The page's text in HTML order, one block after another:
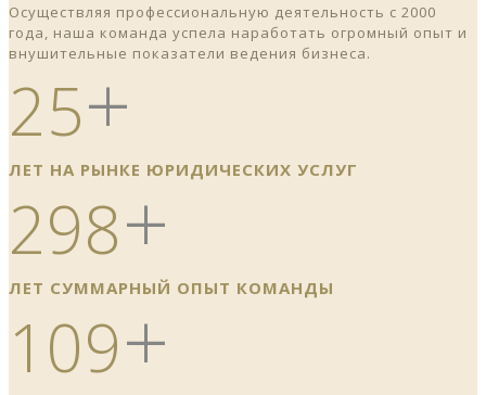
Осуществляя профессиональную деятельность с 2000
года, наша команда успела наработать огромный опыт и
внушительные показатели ведения бизнеса.
25+
ЛЕТ НА РЫНКЕ ЮРИДИЧЕСКИХ УСЛУГ
298+
ЛЕТ СУММАРНЫЙ ОПЫТ КОМАНДЫ
109+